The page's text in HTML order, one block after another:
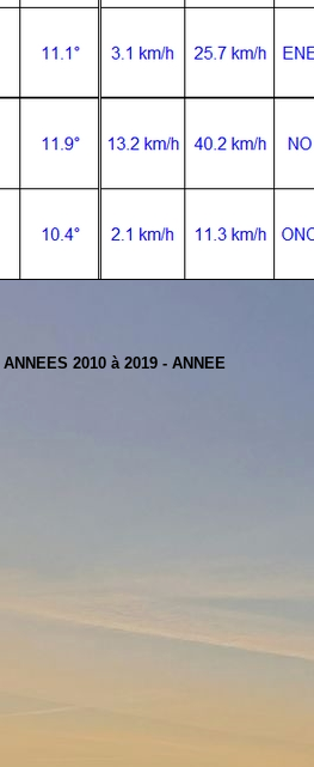
ANNEES 2010 à 2019 - ANNEE